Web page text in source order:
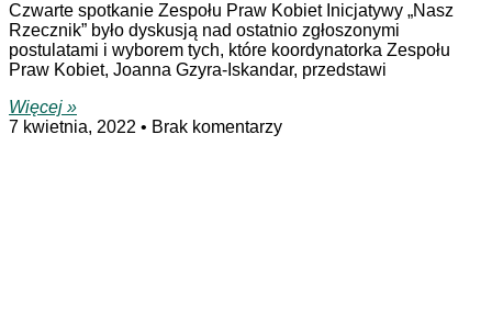
Czwarte spotkanie Zespołu Praw Kobiet Inicjatywy „Nasz
Rzecznik” było dyskusją nad ostatnio zgłoszonymi
postulatami i wyborem tych, które koordynatorka Zespołu
Praw Kobiet, Joanna Gzyra-Iskandar, przedstawi
Więcej »
7 kwietnia, 2022
Brak komentarzy